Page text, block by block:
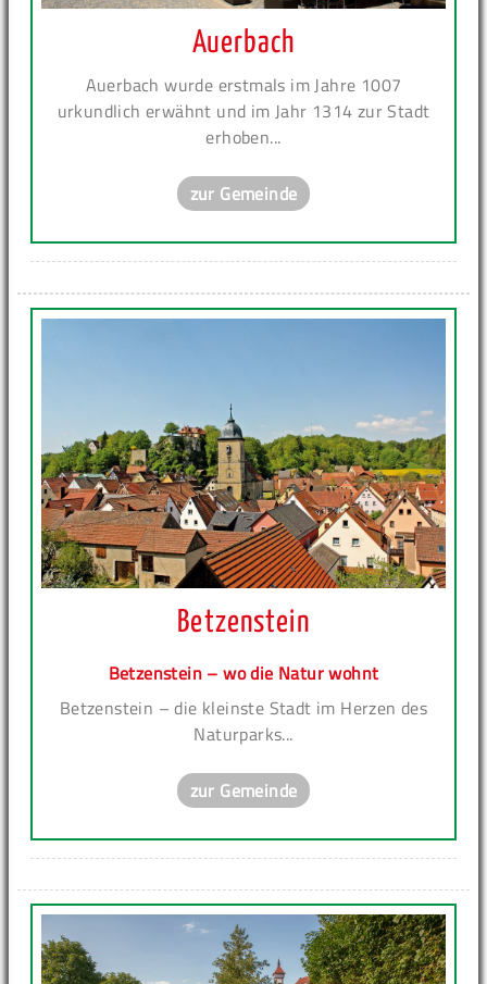
Auerbach
Auerbach wurde erstmals im Jahre 1007
urkundlich erwähnt und im Jahr 1314 zur Stadt
erhoben...
zur Gemeinde
Betzenstein
Betzenstein – wo die Natur wohnt
Betzenstein – die kleinste Stadt im Herzen des
Naturparks...
zur Gemeinde